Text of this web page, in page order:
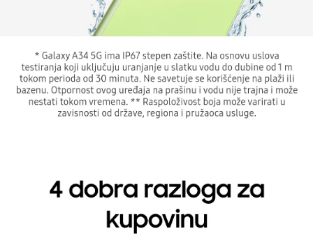
Ogromna baterija
od 5000 mAh
ima dovoljno snage da radite ono što volite.
zakona o zaštiti potrošača. Detaljnije o ugovoru
na daljinu, uslove reklamacije i povrata pročitajte
Napomena:
Superfon doo se trudi da informacije i fotografije
artikala budu što tačnije i detaljnije ali ne može
da garantuje da su svi podaci apsolutno ispravni.